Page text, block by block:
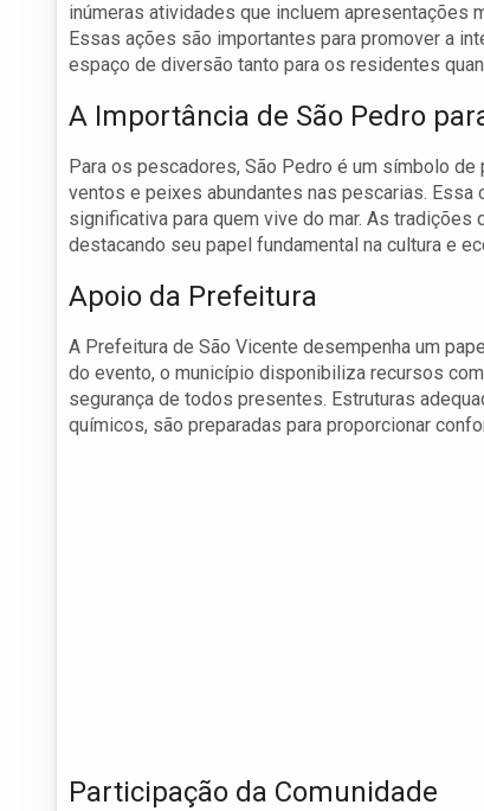
inúmeras atividades que incluem apresentações
Essas ações são importantes para promover a
espaço de diversão tanto para os residentes
A Importância de São Pedro
Para os pescadores, São Pedro é um símbolo
ventos e peixes abundantes nas pescarias.
significativa para quem vive do mar. As
destacando seu papel fundamental na cultura e
Apoio da Prefeitura
A Prefeitura de São Vicente desempenha um
do evento, o município disponibiliza recursos
segurança de todos presentes. Estruturas
químicos, são preparadas para proporcionar
Participação da Comunidade